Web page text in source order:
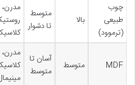
چوب
طبیعی
(ترموود)
بالا
متوسط
تا دشوار
مدرن،
MDF متوسط
آسان تا
متوسط
مدرن،